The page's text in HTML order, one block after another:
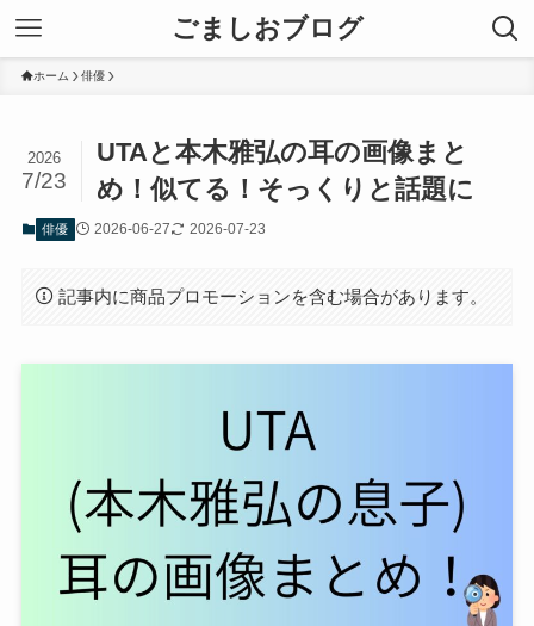
ごましおブログ
ホーム 俳優
UTAと本木雅弘の耳の画像まと
め！似てる！そっくりと話題に
2026
7/23
俳優 2026-06-27 2026-07-23
記事内に商品プロモーションを含む場合があります。